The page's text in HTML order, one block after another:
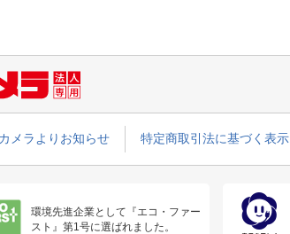
メラよりお知らせ 特定商取引法に基づく表示
環境先進企業として『エコ・ファー
スト』第1号に選ばれました。